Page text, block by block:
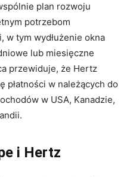
plan rozwoju
potrzebom
w tym wydłużenie okna
lub miesięczne
przewiduje, że Hertz
płatności w należących do
w USA, Kanadzie,
i Hertz